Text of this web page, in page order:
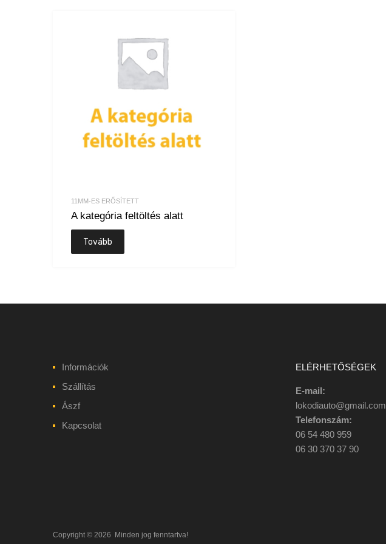
11MM-ES ERŐSÍTETT
A kategória feltöltés alatt
Tovább
Információk
Szállítás
Ászf
Kapcsolat
ELÉRHETŐSÉGEK
E-mail:
lokodiauto@gmail.com
Telefonszám:
06 54 480 959
06 30 370 37 90
Copyright © 2026 Minden jog fenntartva!